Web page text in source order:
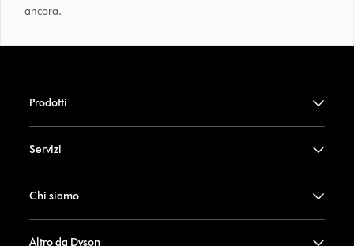
ancora.
Prodotti
Servizi
Chi siamo
Altro da Dyson